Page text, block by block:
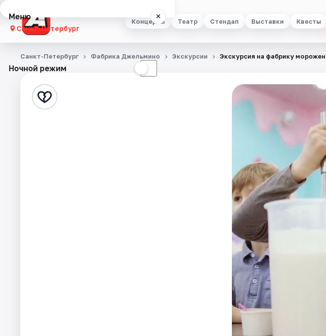
Концерты Театр Стендап Выставки Квесты
Меню ×
Санкт-Петербург
Концерты
Стендап
Ночной режим ☾
Санкт-Петербург Фабрика Джельмино Экскурсии Экскурсия на фабрику